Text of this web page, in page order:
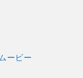
ービー